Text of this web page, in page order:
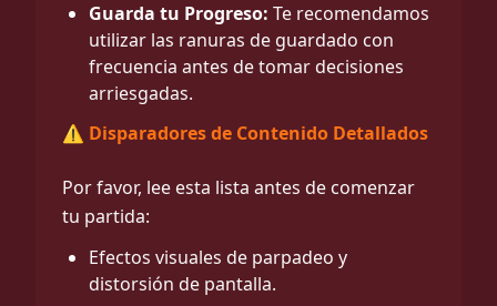
Guarda tu Progreso: Te recomendamos
utilizar las ranuras de guardado con
frecuencia antes de tomar decisiones
arriesgadas.
⚠️ Disparadores de Contenido Detallados
Por favor, lee esta lista antes de comenzar
tu partida:
Efectos visuales de parpadeo y
distorsión de pantalla.